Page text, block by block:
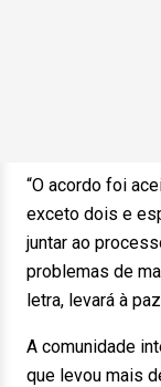
“O acordo foi
exceto dois e
juntar ao
problemas de
letra, levará à
A comunidade
que levou mais